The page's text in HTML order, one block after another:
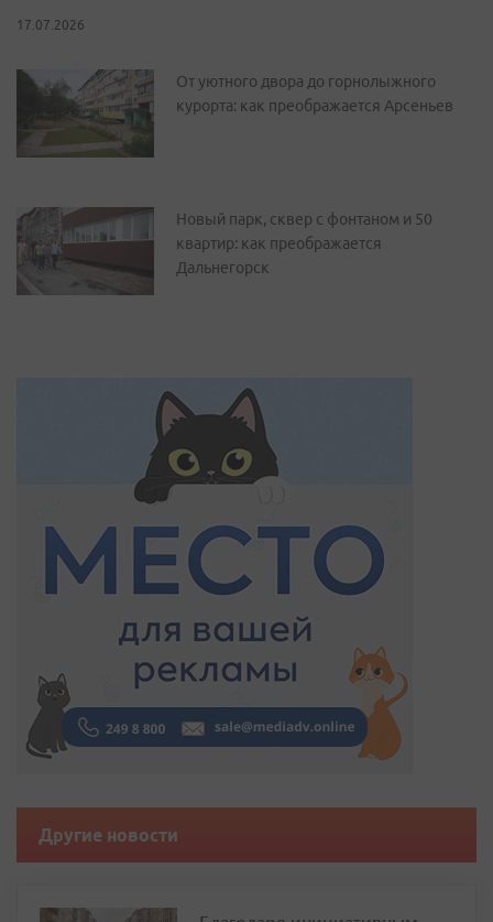
17.07.2026
От уютного двора до горнолыжного
курорта: как преображается Арсеньев
Новый парк, сквер с фонтаном и 50
квартир: как преображается
Дальнегорск
Другие новости